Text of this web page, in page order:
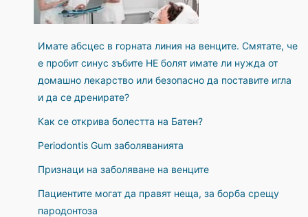
Имате абсцес в горната линия на венците. Смятате, че
е пробит синус зъбите НЕ болят имате ли нужда от
домашно лекарство или безопасно да поставите игла
и да се дренирате?
Как се открива болестта на Батен?
Periodontis Gum заболяванията
Признаци на заболяване на венците
Пациентите могат да правят неща, за борба срещу
пародонтоза